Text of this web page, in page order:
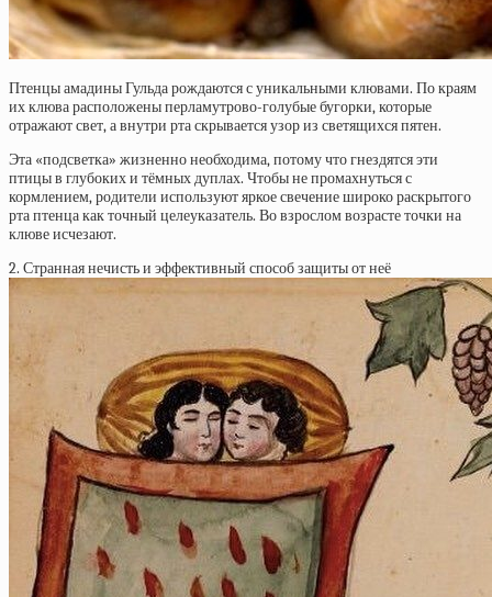
Птенцы амадины Гульда рождаются с уникальными клювами. По краям
их клюва расположены перламутрово-голубые бугорки, которые
отражают свет, а внутри рта скрывается узор из светящихся пятен.
Эта «подсветка» жизненно необходима, потому что гнездятся эти
птицы в глубоких и тёмных дуплах. Чтобы не промахнуться с
кормлением, родители используют яркое свечение широко раскрытого
рта птенца как точный целеуказатель. Во взрослом возрасте точки на
клюве исчезают.
2. Странная нечисть и эффективный способ защиты от неё